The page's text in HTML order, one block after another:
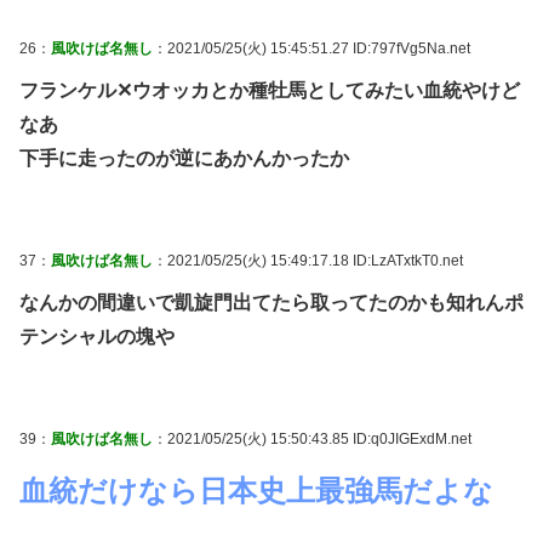
26： 風吹けば名無し ：2021/05/25(火) 15:45:51.27 ID:797fVg5Na.net
フランケル✕ウオッカとか種牡馬としてみたい血統やけど
なあ
下手に走ったのが逆にあかんかったか
37： 風吹けば名無し ：2021/05/25(火) 15:49:17.18 ID:LzATxtkT0.net
なんかの間違いで凱旋門出てたら取ってたのかも知れんポ
テンシャルの塊や
39： 風吹けば名無し ：2021/05/25(火) 15:50:43.85 ID:q0JIGExdM.net
血統だけなら日本史上最強馬だよな